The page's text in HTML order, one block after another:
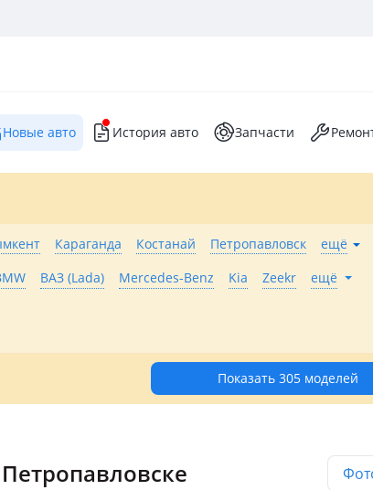
Новые авто История авто Запчасти
Караганда Костанай Петропавловск
ещё
ВАЗ (Lada) Mercedes-Benz Kia Zeekr ещё
Показать 305 моделей